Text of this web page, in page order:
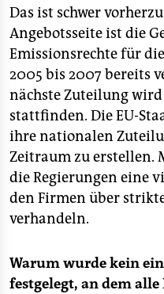
Das ist schwer
Angebotsseite ist die
Emissionsrechte für
2005 bis 2007 bereits
nächste Zuteilung
stattfinden. Die EU-
ihre nationalen
Zeitraum zu erstellen.
die Regierungen eine
den Firmen über
verhandeln.
Warum wurde kein
festgelegt, an dem